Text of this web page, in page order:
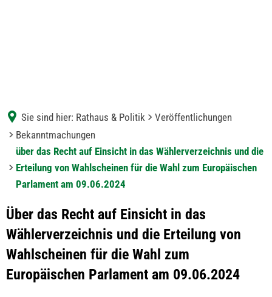
Sie sind hier: Rathaus & Politik
Veröffentlichungen
Bekanntmachungen
über das Recht auf Einsicht in das Wählerverzeichnis und die
Erteilung von Wahlscheinen für die Wahl zum Europäischen
Parlament am 09.06.2024
Über das Recht auf Einsicht in das
Wählerverzeichnis und die Erteilung von
Wahlscheinen für die Wahl zum
Europäischen Parlament am 09.06.2024